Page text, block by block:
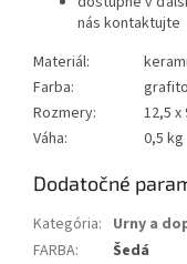
nás kontaktujte
Materiál:
Farba:
Rozmery:
12,5 x
Váha:
0,5 kg
Dodatočné
Kategória: Urny a
FARBA: Šedá